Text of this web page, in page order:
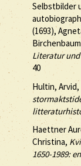
Selbstbilder
(1693),
Birchenbaum
Literatur
40
Hultin, Arvid,
Haettner
Christina,
1650-1989: